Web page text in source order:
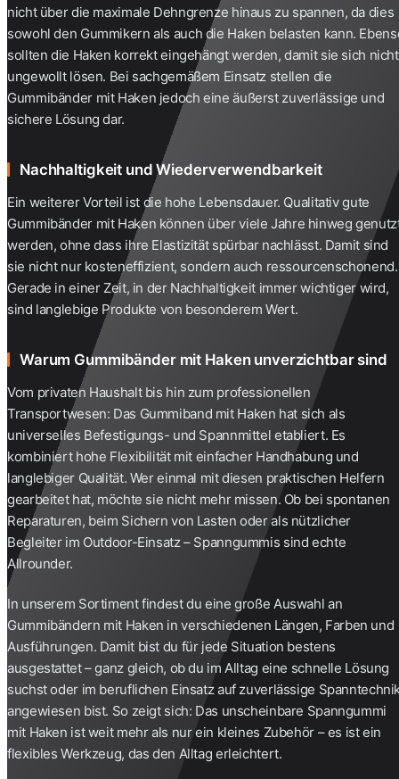
nicht über die maximale Dehngrenze hinaus zu spannen, da dies
sowohl den Gummikern als auch die Haken belasten kann.
sollten die Haken korrekt eingehängt werden, damit sie sich nicht
ungewollt lösen. Bei sachgemäßem Einsatz stellen die
Gummibänder mit Haken jedoch eine äußerst zuverlässige und
sichere Lösung dar.
Nachhaltigkeit und Wiederverwendbarkeit
Ein weiterer Vorteil ist die hohe Lebensdauer. Qualitativ gute
Gummibänder mit Haken können über viele Jahre hinweg
werden, ohne dass ihre Elastizität spürbar nachlässt. Damit sind
sie nicht nur kosteneffizient, sondern auch ressourcenschonend.
Gerade in einer Zeit, in der Nachhaltigkeit immer wichtiger wird,
sind langlebige Produkte von besonderem Wert.
Warum Gummibänder mit Haken unverzichtbar sind
Vom privaten Haushalt bis hin zum professionellen
Transportwesen: Das Gummiband mit Haken hat sich als
universelles Befestigungs- und Spannmittel etabliert. Es
kombiniert hohe Flexibilität mit einfacher Handhabung und
langlebiger Qualität. Wer einmal mit diesen praktischen Helfern
gearbeitet hat, möchte sie nicht mehr missen. Ob bei spontanen
Reparaturen, beim Sichern von Lasten oder als nützlicher
Begleiter im Outdoor-Einsatz – Spanngummis sind echte
Allrounder.
In unserem Sortiment findest du eine große Auswahl an
Gummibändern mit Haken in verschiedenen Längen, Farben und
Ausführungen. Damit bist du für jede Situation bestens
ausgestattet – ganz gleich, ob du im Alltag eine schnelle Lösung
suchst oder im beruflichen Einsatz auf zuverlässige
angewiesen bist. So zeigt sich: Das unscheinbare Spanngummi
mit Haken ist weit mehr als nur ein kleines Zubehör – es ist ein
flexibles Werkzeug, das den Alltag erleichtert.